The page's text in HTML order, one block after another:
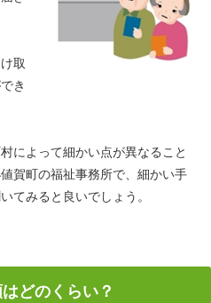
取
き
によって細かい点が異なること
賀町の福祉事務所で、細かい手
てみると良いでしょう。
どのくらい？